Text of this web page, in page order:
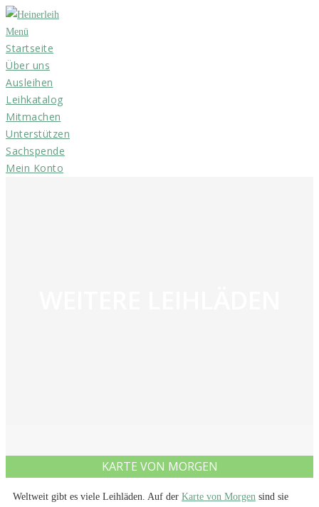
Zum
Inhalt
springen
Menü
Startseite
Über uns
Ausleihen
Leihkatalog
Mitmachen
Unterstützen
Sachspende
Mein Konto
KARTE VON MORGEN
Weltweit gibt es viele Leihläden. Auf der Karte von Morgen sind sie